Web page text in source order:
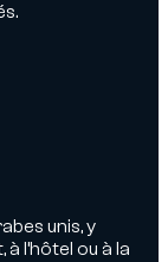
unis, y
l’hôtel ou à la